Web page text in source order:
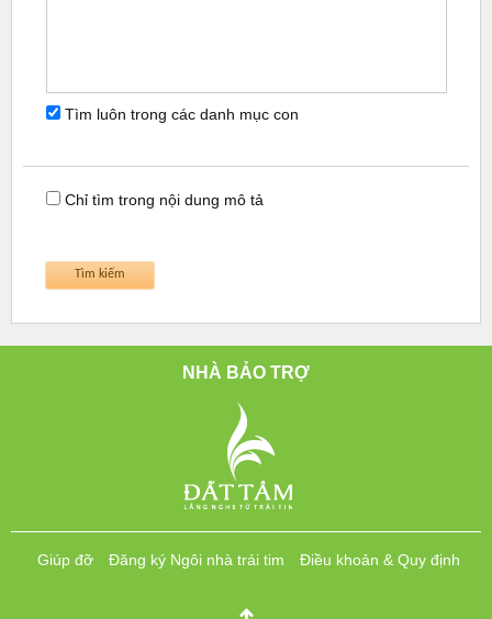
Tìm luôn trong các danh mục con
Chỉ tìm trong nội dung mô tả
NHÀ BẢO TRỢ
Giúp đỡ Đăng ký Ngôi nhà trái tim Điều khoản & Quy định